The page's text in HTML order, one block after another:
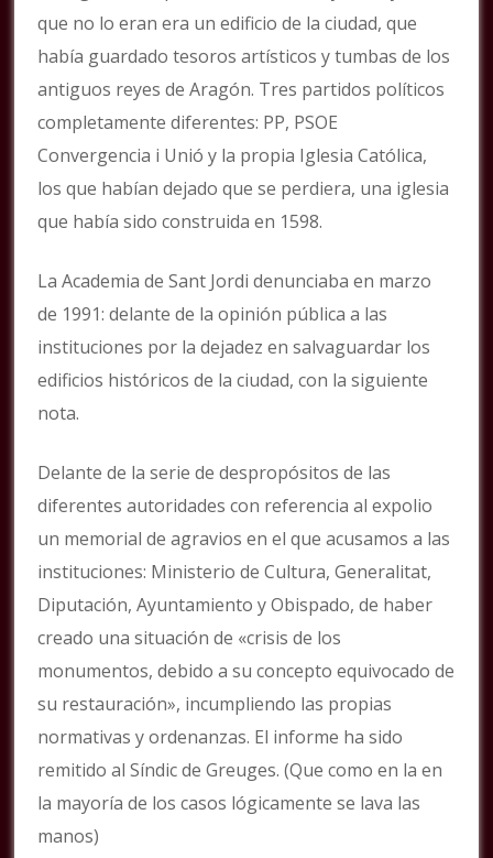
que no lo eran era un edificio de la ciudad, que
había guardado tesoros artísticos y tumbas de los
antiguos reyes de Aragón. Tres partidos políticos
completamente diferentes: PP, PSOE
Convergencia i Unió y la propia Iglesia Católica,
los que habían dejado que se perdiera, una iglesia
que había sido construida en 1598.
La Academia de Sant Jordi denunciaba en marzo
de 1991: delante de la opinión pública a las
instituciones por la dejadez en salvaguardar los
edificios históricos de la ciudad, con la siguiente
nota.
Delante de la serie de despropósitos de las
diferentes autoridades con referencia al expolio
un memorial de agravios en el que acusamos a las
instituciones: Ministerio de Cultura, Generalitat,
Diputación, Ayuntamiento y Obispado, de haber
creado una situación de «crisis de los
monumentos, debido a su concepto equivocado de
su restauración», incumpliendo las propias
normativas y ordenanzas. El informe ha sido
remitido al Síndic de Greuges. (Que como en la en
la mayoría de los casos lógicamente se lava las
manos)